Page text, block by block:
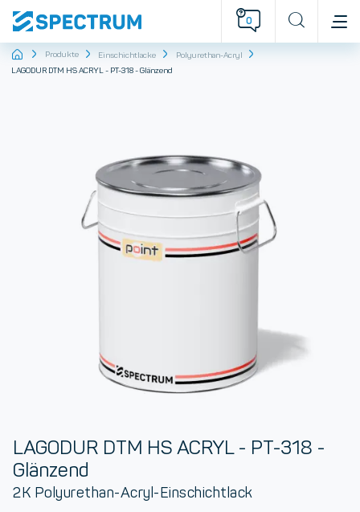
0
StartseiteProdukte Einschichtlacke
Polyurethan-Acryl
LAGODUR DTM HS ACRYL - PT-318 - Glänzend
LAGODUR DTM HS ACRYL - PT-318 -
Glänzend
2K Polyurethan-Acryl-Einschichtlack